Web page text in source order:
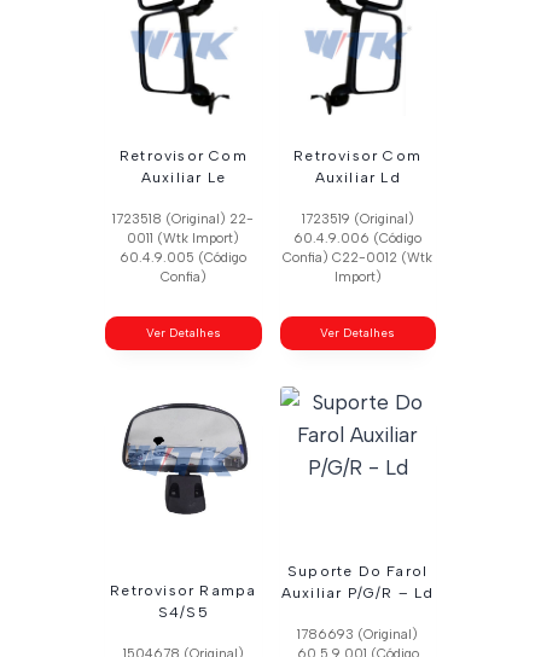
Retrovisor Com
Auxiliar Le
1723518 (Original) 22-
0011 (Wtk Import)
60.4.9.005 (Código
Confia)
Ver Detalhes
Retrovisor Com
Auxiliar Ld
1723519 (Original)
60.4.9.006 (Código
Confia) C22-0012 (Wtk
Import)
Ver Detalhes
Retrovisor Rampa
S4/S5
Suporte Do Farol
Auxiliar P/G/R – Ld
1786693 (Original)